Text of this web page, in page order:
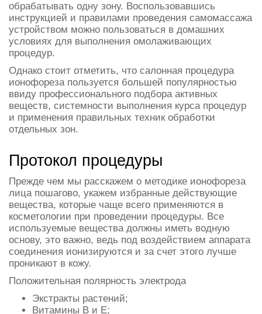
обрабатывать одну зону. Воспользовавшись
инструкцией и правилами проведения самомассажа
устройством можно пользоваться в домашних
условиях для выполнения омолаживающих
процедур.
Однако стоит отметить, что салонная процедура
ионофореза пользуется большей популярностью
ввиду профессионального подбора активных
веществ, системности выполнения курса процедур
и применения правильных техник обработки
отдельных зон.
Протокол процедуры
Прежде чем мы расскажем о методике ионофореза
лица пошагово, укажем избранные действующие
вещества, которые чаще всего применяются в
косметологии при проведении процедуры. Все
используемые вещества должны иметь водную
основу, это важно, ведь под воздействием аппарата
соединения ионизируются и за счет этого лучше
проникают в кожу.
Положительная полярность электрода
Экстракты растений;
Витамины В и Е;